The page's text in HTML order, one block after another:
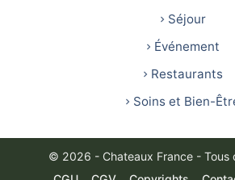
Séjour
Événement
Restaurants
Soins et Bien-
© 2026 - Chateaux France - Tous